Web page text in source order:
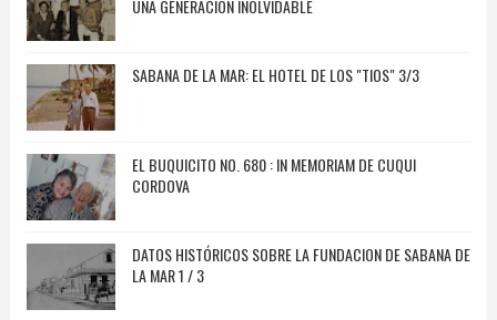
UNA GENERACIÓN INOLVIDABLE
SABANA DE LA MAR: EL HOTEL DE LOS "TIOS" 3/3
EL BUQUICITO NO. 680 : IN MEMORIAM DE CUQUI
CORDOVA
DATOS HISTÓRICOS SOBRE LA FUNDACION DE SABANA DE
LA MAR 1 / 3